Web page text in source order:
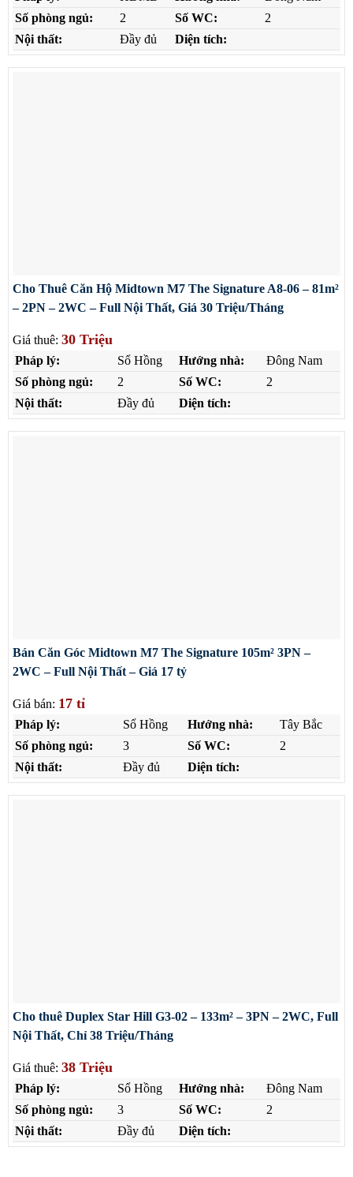
Số phòng ngủ:
2 Số WC:
2
Nội thất:
Đầy đủ Diện tích:
Cho Thuê Căn Hộ Midtown M7 The Signature A8-06 – 81m²
– 2PN – 2WC – Full Nội Thất, Giá 30 Triệu/Tháng
Giá thuê: 30 Triệu
Pháp lý: Sổ Hồng Hướng nhà:
Đông Nam
Số phòng ngủ:
2 Số WC:
2
Nội thất:
Đầy đủ Diện tích:
Bán Căn Góc Midtown M7 The Signature 105m² 3PN –
2WC – Full Nội Thất – Giá 17 tỷ
Giá bán: 17 tỉ
Pháp lý: Sổ Hồng Hướng nhà:
Tây Bắc
Số phòng ngủ:
3 Số WC:
2
Nội thất:
Đầy đủ Diện tích:
Cho thuê Duplex Star Hill G3-02 – 133m² – 3PN – 2WC, Full
Nội Thất, Chỉ 38 Triệu/Tháng
Giá thuê: 38 Triệu
Pháp lý: Sổ Hồng Hướng nhà:
Đông Nam
Số phòng ngủ:
3 Số WC:
2
Nội thất:
Đầy đủ Diện tích: